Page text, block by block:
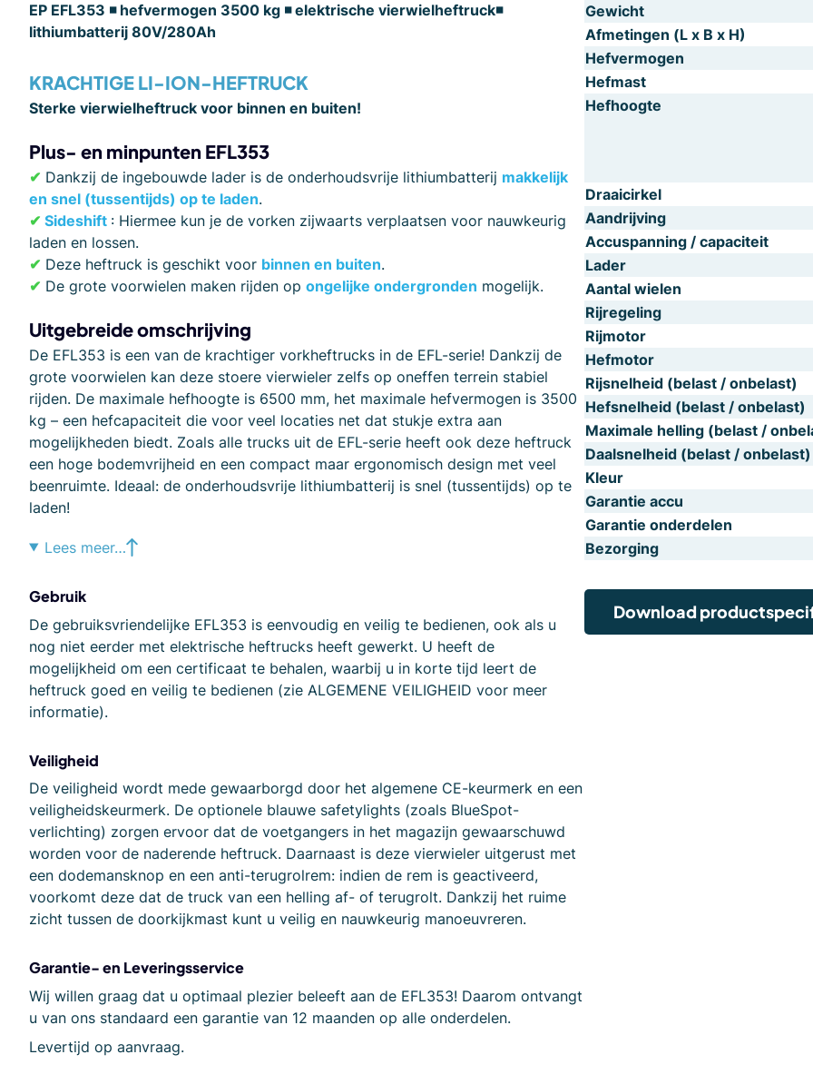
EP EFL353 ◾ hefvermogen 3500 kg ◾ elektrische vierwielheftruck◾
lithiumbatterij 80V/280Ah
KRACHTIGE LI-ION-HEFTRUCK
Sterke vierwielheftruck voor binnen en buiten!
Plus- en minpunten EFL353
✔ Dankzij de ingebouwde lader is de onderhoudsvrije lithiumbatterij makkelijk
en snel (tussentijds) op te laden.
✔ Sideshift : Hiermee kun je de vorken zijwaarts verplaatsen voor nauwkeurig
laden en lossen.
✔ Deze heftruck is geschikt voor binnen en buiten.
✔ De grote voorwielen maken rijden op ongelijke ondergronden mogelijk.
Uitgebreide omschrijving
De EFL353 is een van de krachtiger vorkheftrucks in de EFL-serie! Dankzij de
grote voorwielen kan deze stoere vierwieler zelfs op oneffen terrein stabiel
rijden. De maximale hefhoogte is 6500 mm, het maximale hefvermogen is 3500
kg – een hefcapaciteit die voor veel locaties net dat stukje extra aan
mogelijkheden biedt. Zoals alle trucks uit de EFL-serie heeft ook deze heftruck
een hoge bodemvrijheid en een compact maar ergonomisch design met veel
beenruimte. Ideaal: de onderhoudsvrije lithiumbatterij is snel (tussentijds) op te
laden!
Lees meer…
Gebruik
De gebruiksvriendelijke EFL353 is eenvoudig en veilig te bedienen, ook als u
nog niet eerder met elektrische heftrucks heeft gewerkt. U heeft de
mogelijkheid om een certificaat te behalen, waarbij u in korte tijd leert de
heftruck goed en veilig te bedienen (zie ALGEMENE VEILIGHEID voor meer
informatie).
Veiligheid
De veiligheid wordt mede gewaarborgd door het algemene CE-keurmerk en een
veiligheidskeurmerk. De optionele blauwe safetylights (zoals BlueSpot-
verlichting) zorgen ervoor dat de voetgangers in het magazijn gewaarschuwd
worden voor de naderende heftruck. Daarnaast is deze vierwieler uitgerust met
een dodemansknop en een anti-terugrolrem: indien de rem is geactiveerd,
voorkomt deze dat de truck van een helling af- of terugrolt. Dankzij het ruime
zicht tussen de doorkijkmast kunt u veilig en nauwkeurig manoeuvreren.
Garantie- en Leveringsservice
Wij willen graag dat u optimaal plezier beleeft aan de EFL353! Daarom ontvangt
u van ons standaard een garantie van 12 maanden op alle onderdelen.
Levertijd op aanvraag.
Gewicht
Afmetingen (L x B x H)
Hefvermogen
Hefmast
Hefhoogte
Draaicirkel
Aandrijving
Accuspanning / capaciteit
Lader
Aantal wielen
Rijregeling
Rijmotor
Hefmotor
Rijsnelheid (belast / onbelast)
Hefsnelheid (belast / onbelast)
Maximale helling (belast /
Daalsnelheid (belast / onbelast)
Kleur
Garantie accu
Garantie onderdelen
Bezorging
Download